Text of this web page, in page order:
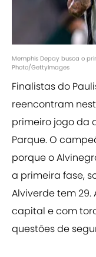
Memphis Depay busca o
Photo/GettyImages
Finalistas do
reencontram
primeiro jogo da
Parque. O
porque o
a primeira fase,
Alviverde tem 29.
capital e com
questões de